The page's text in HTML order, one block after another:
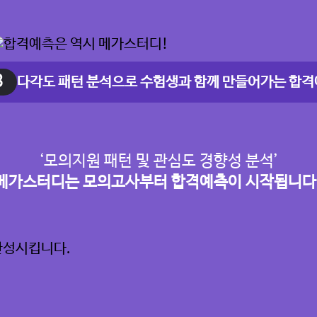
다각도 패턴 분석으로 수험생과 함께 만들어가는 합
‘모의지원 패턴 및 관심도 경향성 분석’
가스터디는 모의고사부터 합격예측이 시작됩니